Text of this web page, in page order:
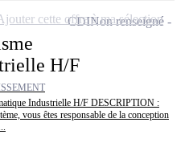
H/F
Industrielle H/F DESCRIPTION :
vous êtes responsable de la conception
CDINon renseigné
cette offre à ma sélection